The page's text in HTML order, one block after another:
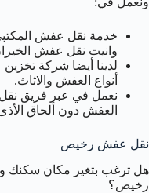
خدمة نقل عفش
وانيت نقل عفش
لدينا أيضا شركة
أنواع العفش والاثاث.
نعمل في عبر فريق
العفش دون ألحاق
نقل عفش رخيص
هل ترغب بتغير مكان
رخيص؟